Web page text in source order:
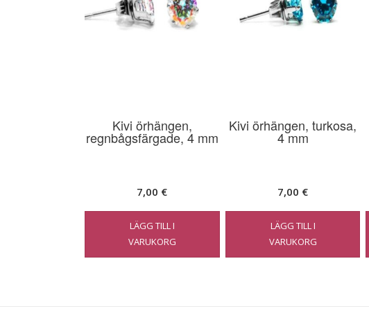
Kivi örhängen,
regnbågsfärgade, 4 mm
7,00 €
LÄGG TILL I
VARUKORG
Kivi örhängen, turkosa,
4 mm
7,00 €
LÄGG TILL I
VARUKORG